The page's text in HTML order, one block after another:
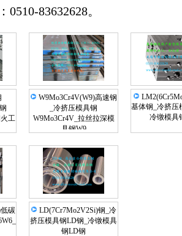
83632628。
工
W9Mo3Cr4V(W9)高速钢
_冷挤压模具钢
W9Mo3Cr4V_拉丝拉深模
具钢W9
基体钢_冷挤压
冷镦模具
碳
LD(7Cr7Mo2V2Si)钢_冷
挤压模具钢LD钢_冷镦模具
钢LD钢